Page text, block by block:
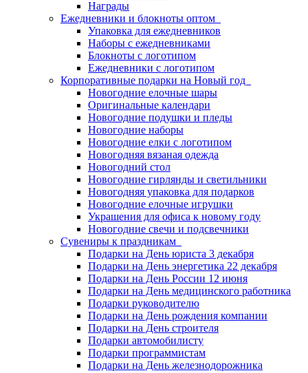
Награды
Ежедневники и блокноты оптом
Упаковка для ежедневников
Наборы с ежедневниками
Блокноты с логотипом
Ежедневники с логотипом
Корпоративные подарки на Новый год
Новогодние елочные шары
Оригинальные календари
Новогодние подушки и пледы
Новогодние наборы
Новогодние елки с логотипом
Новогодняя вязаная одежда
Новогодний стол
Новогодние гирлянды и светильники
Новогодняя упаковка для подарков
Новогодние елочные игрушки
Украшения для офиса к новому году
Новогодние свечи и подсвечники
Сувениры к праздникам
Подарки на День юриста 3 декабря
Подарки на День энергетика 22 декабря
Подарки на День России 12 июня
Подарки на День медицинского работника
Подарки руководителю
Подарки на День рождения компании
Подарки на День строителя
Подарки автомобилисту
Подарки программистам
Подарки на День железнодорожника